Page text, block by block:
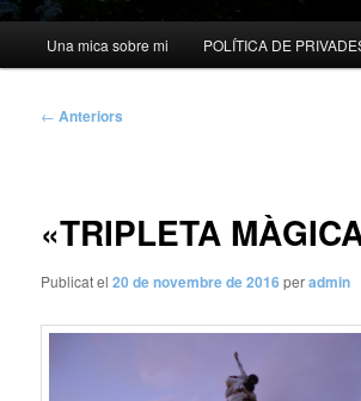
Una mica sobre mi POLÍTICA DE
Navegació
← Anteriors
«TRIPLETA
Publicat el20 de novembre de 2016 peradmin